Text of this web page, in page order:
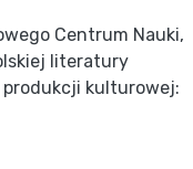
Centrum Nauki,
literatury
produkcji kulturowej: